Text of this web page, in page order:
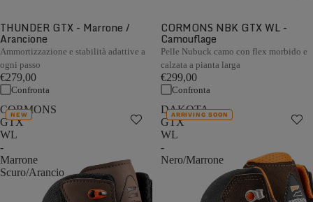
THUNDER GTX - Marrone /
Arancione
Ammortizzazione e stabilità adattive a
ogni passo
€279,00
Confronta
CORMONS NBK GTX WL -
Camouflage
Pelle Nubuck camo con flex morbido e
calzata a pianta larga
€299,00
Confronta
CORMONS
GTX
WL
-
Marrone
Scuro/Arancio
NEW
DAKOTA
GTX
WL
-
Nero/Marrone
ARRIVING SOON